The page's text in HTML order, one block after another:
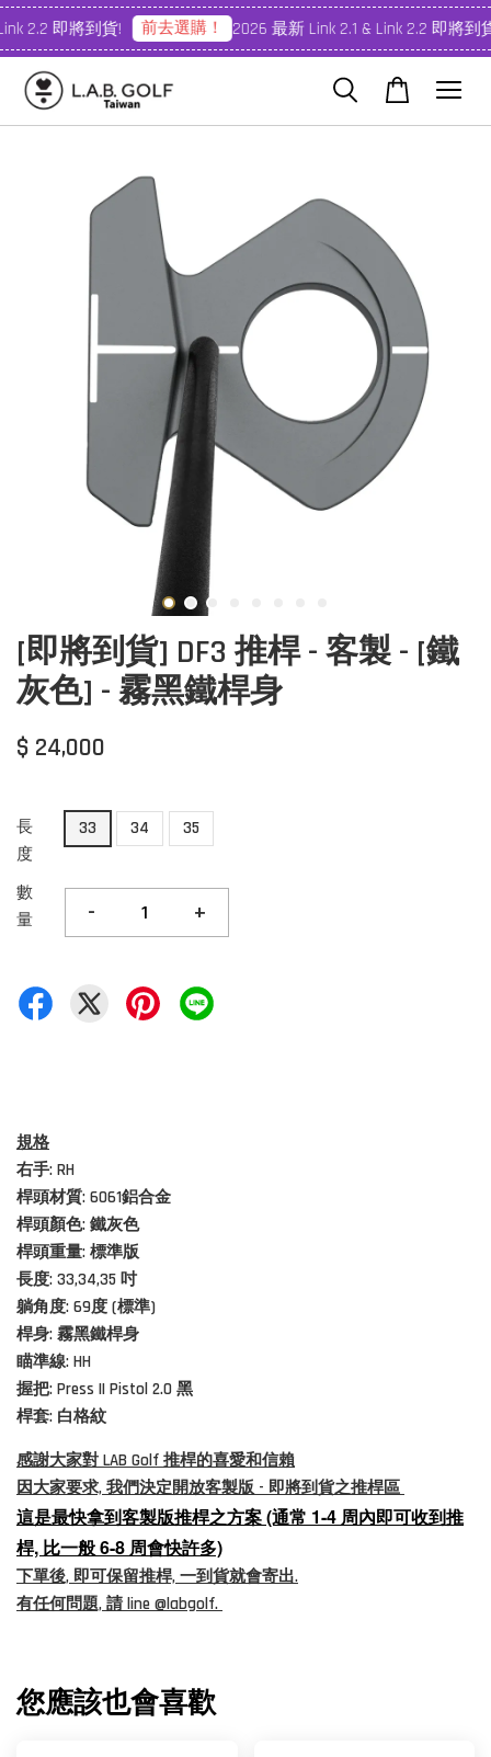
2.2 即將到貨! 前去選購！ 2026 最新 Link 2.1 & Link 2.2 即將到貨!
[即將到貨] DF3 推桿 - 客製 - [鐵
灰色] - 霧黑鐵桿身
$ 24,000
長
度
33 34 35
數
量
- +
規格
右手: RH
桿頭材質: 6061鋁合金
桿頭顏色: 鐵灰色
桿頭重量: 標準版
長度: 33,34,35 吋
躺角度: 69度 (標準)
桿身: 霧黑鐵桿身
瞄準線: HH
握把: Press II Pistol 2.0 黑
桿套: 白格紋
感謝大家對 LAB Golf 推桿的喜愛和信賴
因大家要求, 我們決定開放客製版 - 即將到貨之推桿區
這是最快拿到客製版推桿之方案 (通常 1-4 周內即可收到推
桿, 比一般 6-8 周會快許多)
下單後, 即可保留推桿, 一到貨就會寄出.
有任何問題, 請 line @labgolf.
您應該也會喜歡